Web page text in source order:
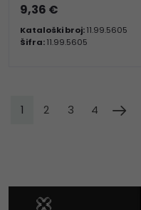
9,36 €
Kataloški broj:11.99.5605
Šifra:11.99.5605
1 2 3 4